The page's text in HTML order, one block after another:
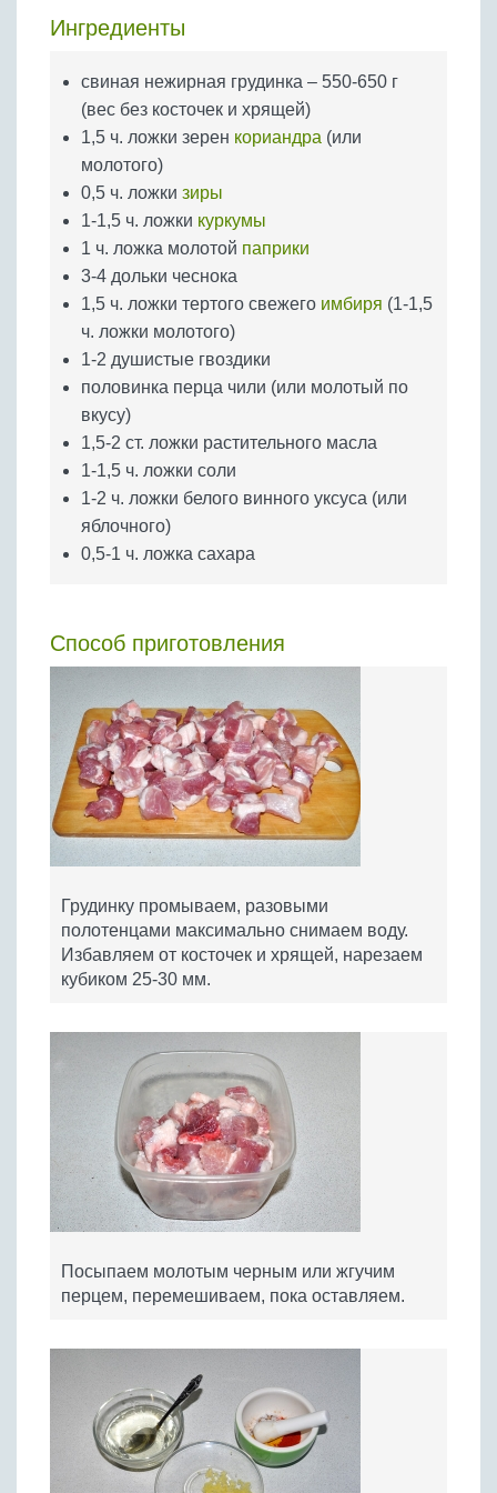
Яйца
Крупы
Ингредиенты
свиная нежирная грудинка – 550-650 г
(вес без косточек и хрящей)
1,5 ч. ложки зерен кориандра (или
молотого)
0,5 ч. ложки зиры
1-1,5 ч. ложки куркумы
1 ч. ложка молотой паприки
3-4 дольки чеснока
1,5 ч. ложки тертого свежего имбиря (1-1,5
ч. ложки молотого)
1-2 душистые гвоздики
половинка перца чили (или молотый по
вкусу)
1,5-2 ст. ложки растительного масла
1-1,5 ч. ложки соли
1-2 ч. ложки белого винного уксуса (или
яблочного)
0,5-1 ч. ложка сахара
Способ приготовления
Грудинку промываем, разовыми
полотенцами максимально снимаем воду.
Избавляем от косточек и хрящей, нарезаем
кубиком 25-30 мм.
Посыпаем молотым черным или жгучим
перцем, перемешиваем, пока оставляем.